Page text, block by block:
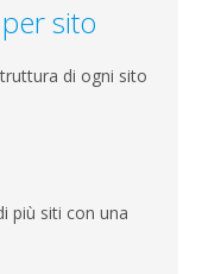
sito
di ogni sito
più siti con una